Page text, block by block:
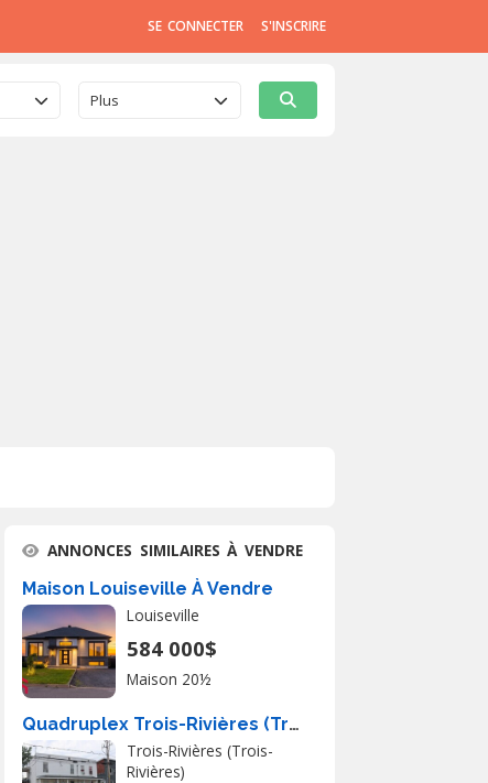
SE CONNECTER S'INSCRIRE
Plus
ANNONCES SIMILAIRES À VENDRE
Maison Louiseville À Vendre
Louiseville
584 000$
Maison 20½
Quadruplex Trois-Rivières (Trois-Rivières) À Vendre
Trois-Rivières (Trois-
Rivières)